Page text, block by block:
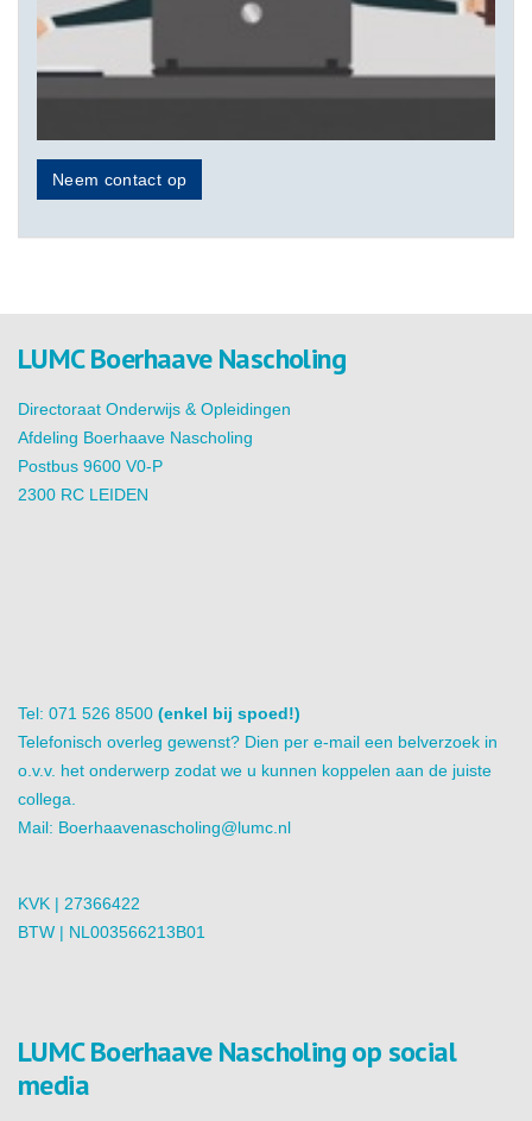
Neem contact op
LUMC Boerhaave Nascholing
Directoraat Onderwijs & Opleidingen
Afdeling Boerhaave Nascholing
Postbus 9600 V0-P
2300 RC LEIDEN
Tel: 071 526 8500 (enkel bij spoed!)
Telefonisch overleg gewenst? Dien per e-mail een belverzoek in
o.v.v. het onderwerp zodat we u kunnen koppelen aan de juiste
collega.
Mail: Boerhaavenascholing@lumc.nl
KVK | 27366422
BTW | NL003566213B01
LUMC Boerhaave Nascholing op social
media